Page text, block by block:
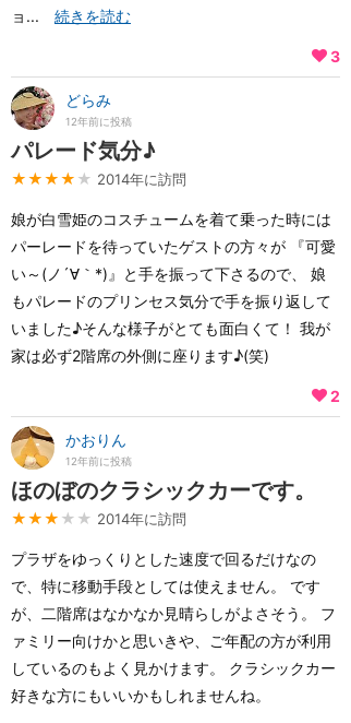
ョ... 続きを読む
3
どらみ
12年前に投稿
パレード気分♪
★★★★ ★ 2014年に訪問
娘が白雪姫のコスチュームを着て乗った時には
パーレードを待っていたゲストの方々が 『可愛
い～(ノ´∀｀*)』と手を振って下さるので、 娘
もパレードのプリンセス気分で手を振り返して
いました♪そんな様子がとても面白くて！ 我が
家は必ず2階席の外側に座ります♪(笑)
2
かおりん
12年前に投稿
ほのぼのクラシックカーです。
★★★ ★★ 2014年に訪問
プラザをゆっくりとした速度で回るだけなの
で、特に移動手段としては使えません。 です
が、二階席はなかなか見晴らしがよさそう。 フ
ァミリー向けかと思いきや、ご年配の方が利用
しているのもよく見かけます。 クラシックカー
好きな方にもいいかもしれませんね。